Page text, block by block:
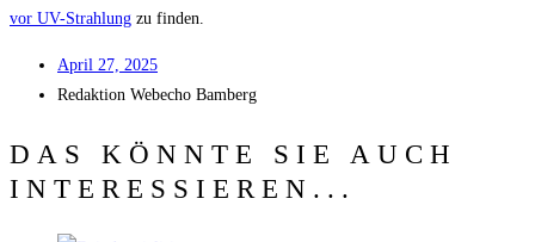
vor UV-Strah­lung zu finden.
April 27, 2025
Redak­ti­on Web­echo Bamberg
DAS KÖNNTE SIE AUCH
INTERESSIEREN...